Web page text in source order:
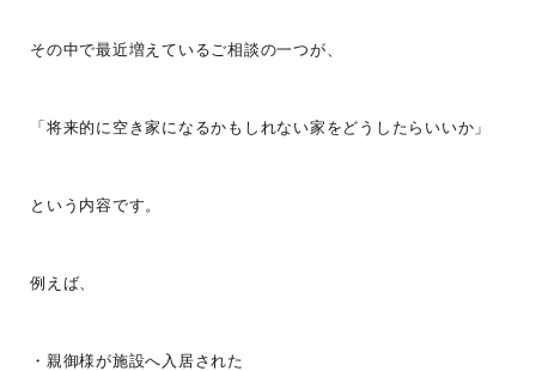
その中で最近増えているご相談の一つが、
「将来的に空き家になるかもしれない家をどうしたらいいか」
という内容です。
例えば、
・親御様が施設へ入居された